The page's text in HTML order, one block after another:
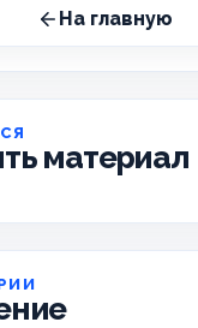
На главную
материал